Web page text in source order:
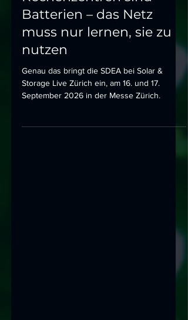
Rechenzentren sind
Batterien – das Netz
muss nur lernen, sie zu
nutzen
Genau das bringt die SDEA bei Solar &
Storage Live Zürich ein, am 16. und 17.